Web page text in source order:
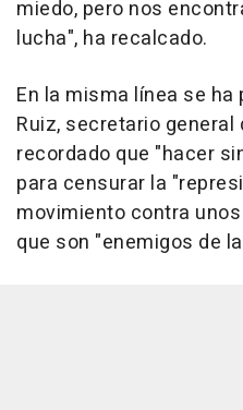
miedo, pero nos
lucha", ha recalcado.
En la misma línea se
Ruiz, secretario general
recordado que "hacer
para censurar la
movimiento contra
que son "enemigos de